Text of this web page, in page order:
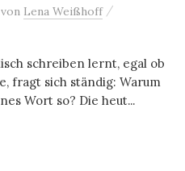
von Lena Weißhoff /
schreiben lernt, egal ob
fragt sich ständig: Warum
Wort so? Die heut...